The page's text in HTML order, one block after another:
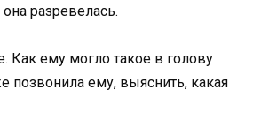
разревелась.
ему могло такое в голову
позвонила ему, выяснить, какая